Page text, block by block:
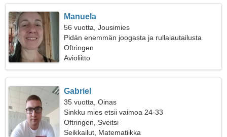
Manuela
56 vuotta, Jousimies
Pidän enemmän joogasta ja rullalautailusta
Oftringen
Avioliitto
Gabriel
35 vuotta, Oinas
Sinkku mies etsii vaimoa 24-33
Oftringen, Sveitsi
Seikkailut, Matematiikka